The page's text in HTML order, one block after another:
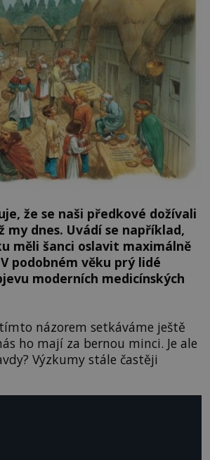
že se naši předkové dožívali
my dnes. Uvádí se například,
měli šanci oslavit maximálně
podobném věku prý lidé
moderních medicínských
názorem setkáváme ještě
ho mají za bernou minci. Je ale
Výzkumy stále častěji